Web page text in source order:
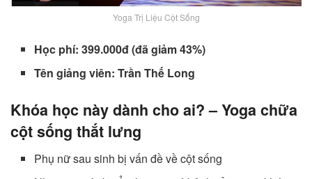
Yoga Trị Liệu Cột Sống
Học phí: 399.000đ (đã giảm 43%)
Tên giảng viên: Trần Thế Long
Khóa học này dành cho ai? – Yoga chữa
cột sống thắt lưng
Phụ nữ sau sinh bị vấn đề về cột sống